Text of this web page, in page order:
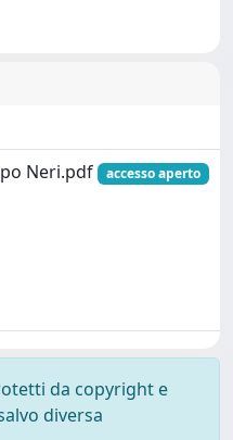
Neri.pdf
accesso aperto
da copyright e
diversa